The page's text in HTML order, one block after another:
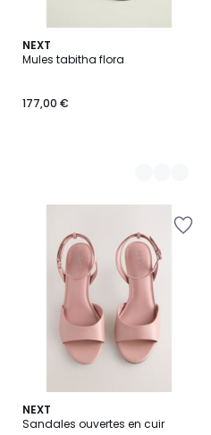
NEXT
Mules tabitha flora
177,00 €
2
Couleurs
NEXT
Sandales ouvertes en cuir